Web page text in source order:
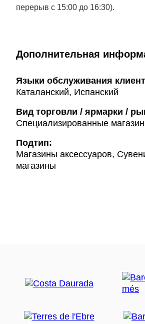
перерыв с 15:00 до 16:30).
Дополнительная
Языки обслуживания
Каталанский, Испанский
Вид торговли / ярмарки /
Специализированные
Подтип:
Магазины аксессуаров,
магазины